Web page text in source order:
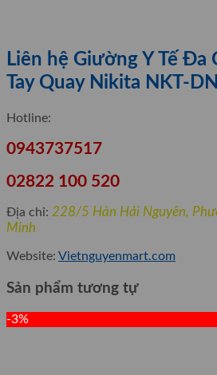
Liên hệ Giường Y Tế Đa
Tay Quay Nikita NKT-
Hotline:
0943737517
02822 100 520
Địa chỉ: 228/5 Hàn Hải Nguyên,
Minh
Website: Vietnguyenmart.com
Sản phẩm tương tự
-3%